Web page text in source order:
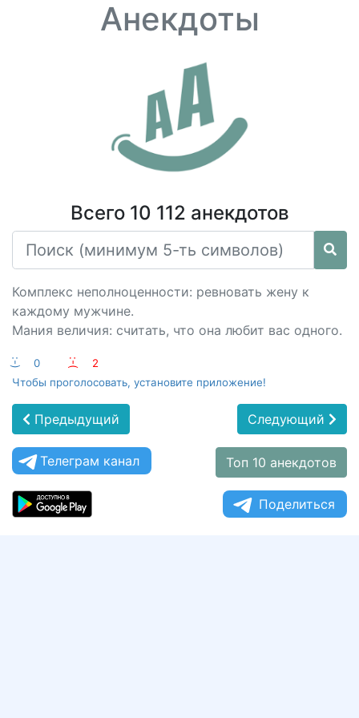
Анекдоты
Всего 10 112 анекдотов
Комплекс неполноценности: ревновать жену к
каждому мужчине.
Мания величия: считать, что она любит вас одного.
:-) 0 :-(
2
Чтобы проголосовать, установите приложение!
Предыдущий Следующий
Телеграм канал Топ 10 анекдотов
Поделиться